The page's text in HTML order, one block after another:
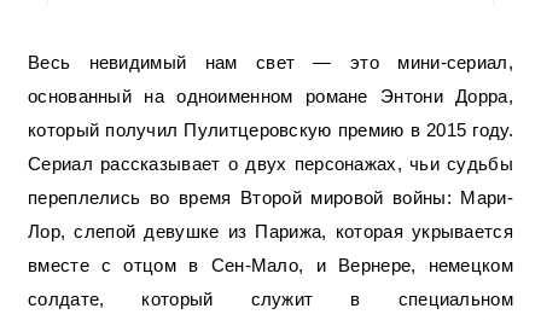
Весь невидимый нам свет — это мини-сериал,
основанный на одноименном романе Энтони Дорра,
который получил Пулитцеровскую премию в 2015 году.
Сериал рассказывает о двух персонажах, чьи судьбы
переплелись во время Второй мировой войны: Мари-
Лор, слепой девушке из Парижа, которая укрывается
вместе с отцом в Сен-Мало, и Вернере, немецком
солдате, который служит в специальном